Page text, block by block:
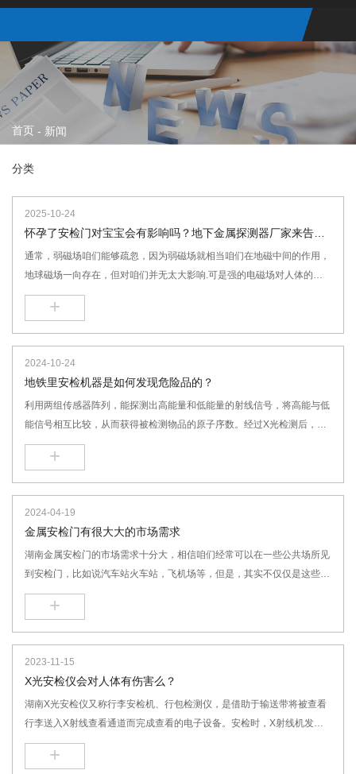
首页 - 新闻
分类
2025-10-24
怀孕了安检门对宝宝会有影响吗？地下金属探测器厂家来告诉
通常，弱磁场咱们能够疏忽，因为弱磁场就相当咱们在地磁中间的作用，
地球磁场一向存在，但对咱们并无太大影响.可是强的电磁场对人体的影
响就不能疏忽了，一般国家规定，电器磁场在30UT以内，对人体的影响
能够疏忽，一般安检门在工作时候，其磁场强度不会超过10UT，能够说
是非常安全的.可是有些安检门厂家因为制造技术的原因，在低功率下不
之类的电器对咱们的辐射影响，主要是因为安检门发射的电磁场主要为
6.8~8KHZ之间的磁场，一般磁场在MHZ以下对人体的危害是很小的.所以
能够说，经过安检门不会对孕妈妈产生大的影响，即使每天经过上百次，
一个星期所受到的辐射，也只相当用手机打了个电话。
+
2024-10-24
地铁里安检机器是如何发现危险品的？
利用两组传感器阵列，能探测出高能量和低能量的射线信号，将高能与低
能信号相互比较，从而获得被检测物品的原子序数。经过X光检测后，行
李内的物品会在显示器中显示出大致的形状，并显示成黄色、绿色、黑色
等（具体区分如下图所示）。安全检查人员就能从荧光屏上发现出行李中
是否存在违禁品的带入。另外，还可以通过电子仪器，把投射过某种强度
+
2024-04-19
金属安检门有很大大的市场需求
湖南金属安检门的市场需求十分大，相信咱们经常可以在一些公共场所见
到安检门，比如说汽车站火车站，飞机场等，但是，其实不仅仅是这些公
共场所，许多企业也是需求安检门的例如一些出产型企业，他们的出产质
料中会有贵金属，比如铜或者镍等，这些贵金属的价格十分高，在一些电
子企业，电线电缆企业中都有十分大的作用，而这就使得一些居心不良的
的，这样就可以检测出每天经过这安检门的职工是否有做一些居心不良盗
窃公司财产的事情。
+
2023-11-15
X光安检仪会对人体有伤害么？
湖南X光安检仪又称行李安检机、行包检测仪，是借助于输送带将被查看
行李送入X射线查看通道而完成查看的电子设备。安检时，X射线机发出X
射线，X射线透过被检箱包后，在X射线探测箱上形成X射线透视图。
+